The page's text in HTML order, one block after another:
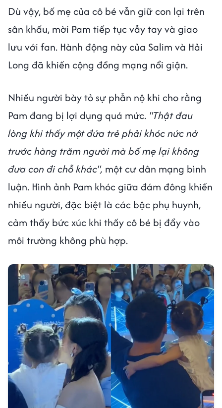
Dù vậy, bố mẹ của cô bé vẫn giữ con lại trên
sân khấu, mời Pam tiếp tục vẫy tay và giao
lưu với fan. Hành động này của Salim và Hải
Long đã khiến cộng đồng mạng nổi giận.
Nhiều người bày tỏ sự phẫn nộ khi cho rằng
Pam đang bị lợi dụng quá mức. "Thật đau
lòng khi thấy một đứa trẻ phải khóc nức nở
trước hàng trăm người mà bố mẹ lại không
đưa con đi chỗ khác", một cư dân mạng bình
luận. Hình ảnh Pam khóc giữa đám đông khiến
nhiều người, đặc biệt là các bậc phụ huynh,
cảm thấy bức xúc khi thấy cô bé bị đẩy vào
môi trường không phù hợp.